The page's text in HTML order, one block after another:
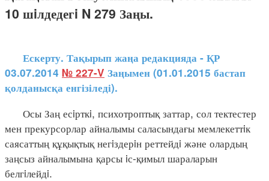
10 шiлдедегi N 279 Заңы.
Ескерту. Тақырып жаңа редакцияда - ҚР
03.07.2014 № 227-V Заңымен (01.01.2015 бастап
қолданысқа енгізіледі).
Осы Заң есiрткi, психотроптық заттар, сол тектестер
мен прекурсорлар айналымы саласындағы мемлекеттiк
саясаттың құқықтық негiздерiн реттейдi және олардың
заңсыз айналымына қарсы iс-қимыл шараларын
белгiлейдi.